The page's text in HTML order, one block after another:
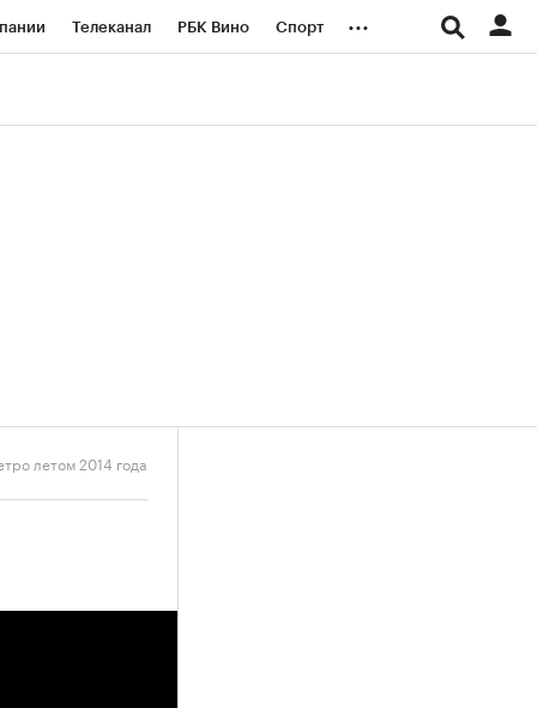
Телеканал РБК Вино Спорт ...
летом 2014 года